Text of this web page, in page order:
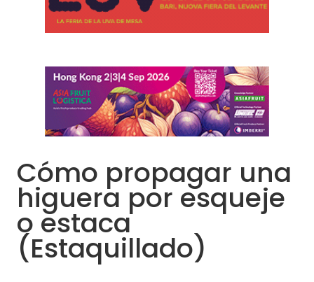
Cómo propagar una
higuera por esqueje
o estaca
(Estaquillado)